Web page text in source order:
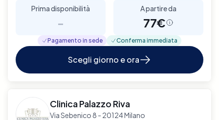
Prima disponibilità
-
A partire da
77€
Pagamento in sede Conferma immediata
Scegli giorno e ora
Clinica Palazzo Riva
Via Sebenico 8 - 20124 Milano